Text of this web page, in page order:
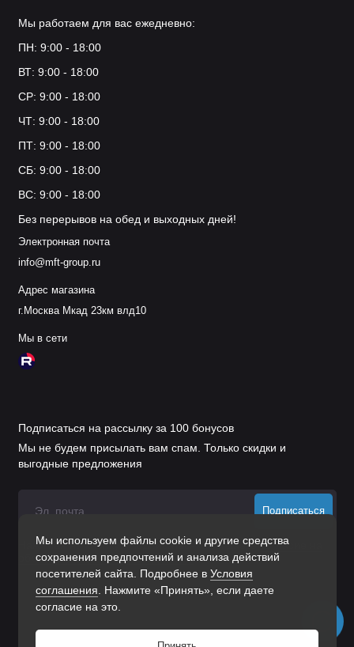
Мы используем файлы cookie и другие средства
сохранения предпочтений и анализа действий
посетителей сайта. Подробнее в Условия
соглашения . Нажмите «Принять», если даете
согласие на это.
Мы работаем для вас ежедневно:
ПН: 9:00 - 18:00
ВТ: 9:00 - 18:00
СР: 9:00 - 18:00
ЧТ: 9:00 - 18:00
ПТ: 9:00 - 18:00
СБ: 9:00 - 18:00
ВС: 9:00 - 18:00
Без перерывов на обед и выходных дней!
Электронная почта
info@mft-group.ru
Адрес магазина
г.Москва Мкад 23км влд10
Мы в сети
Подписаться на рассылку за 100 бонусов
Мы не будем присылать вам спам. Только скидки и
выгодные предложения
Подписаться
Нажимая на кнопку «Подписаться», Вы даетесогласие на
обработку персональных данных.